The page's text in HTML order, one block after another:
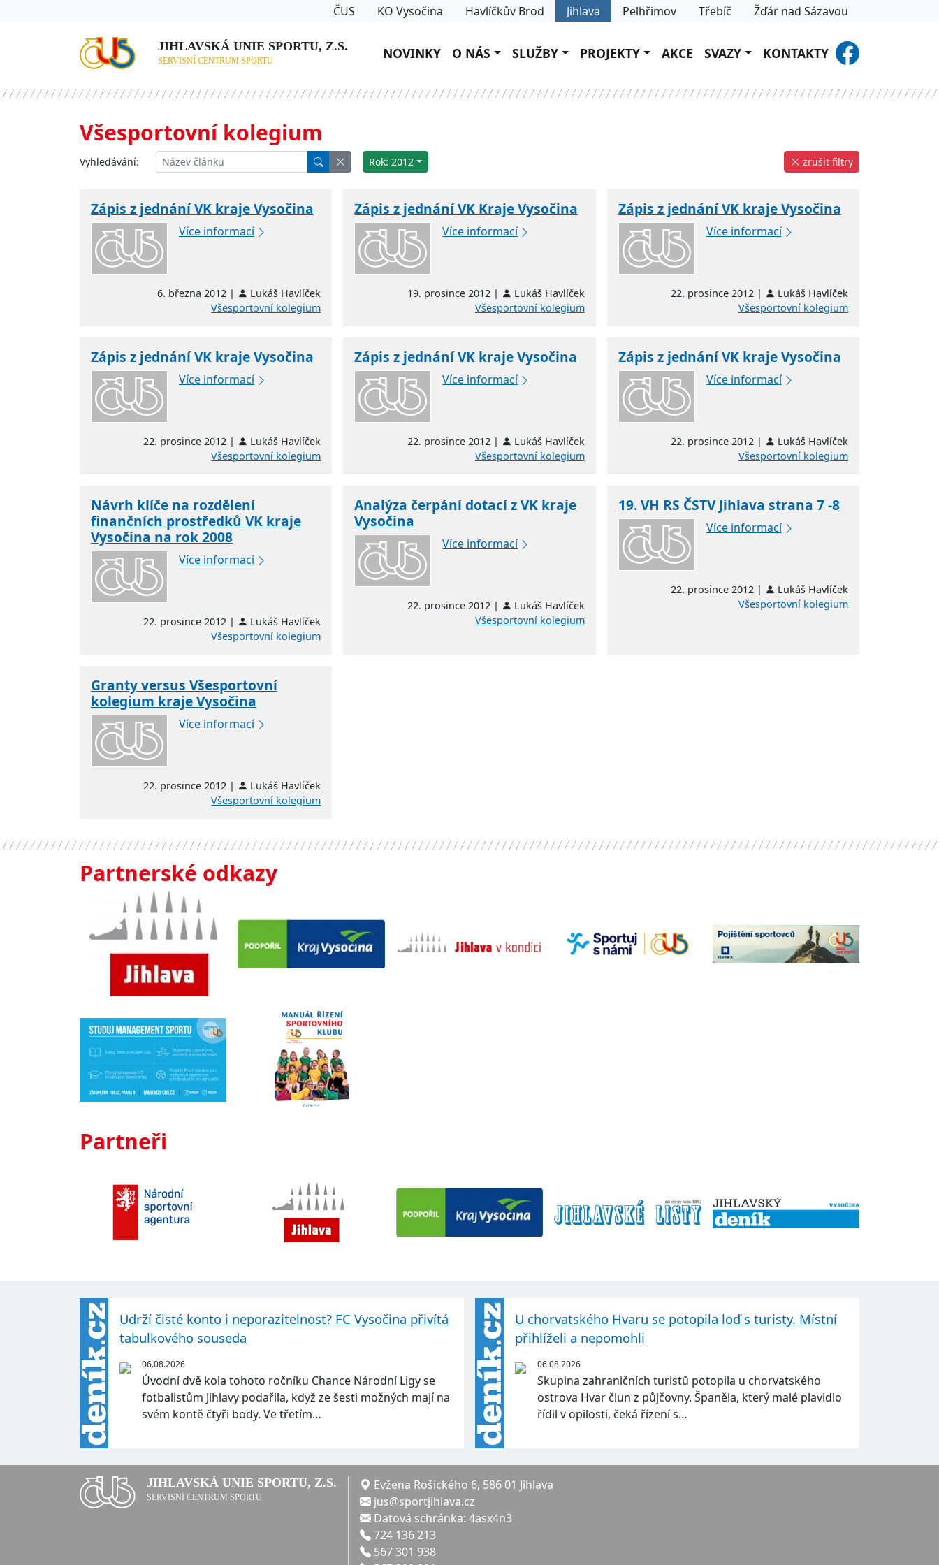
ČUS KO Vysočina Havlíčkův Brod Jihlava Pelhřimov Třebíč Žďár nad Sázavou
JIHLAVSKÁ UNIE SPORTU, Z.S.
SERVISNÍ CENTRUM SPORTU NOVINKY O NÁS SLUŽBY PROJEKTY AKCE SVAZY KONTAKTY
Všesportovní kolegium
Vyhledávání: Rok: 2012 zrušit filtry
Zápis z jednání VK kraje Vysočina
Více informací
6. března 2012 |
Lukáš Havlíček
Všesportovní kolegium
Zápis z jednání VK Kraje Vysočina
Více informací
19. prosince 2012 |
Lukáš Havlíček
Všesportovní kolegium
Zápis z jednání VK kraje Vysočina
Více informací
22. prosince 2012 |
Lukáš Havlíček
Všesportovní kolegium
Zápis z jednání VK kraje Vysočina
Více informací
22. prosince 2012 |
Lukáš Havlíček
Všesportovní kolegium
Zápis z jednání VK kraje Vysočina
Více informací
22. prosince 2012 |
Lukáš Havlíček
Všesportovní kolegium
Zápis z jednání VK kraje Vysočina
Více informací
22. prosince 2012 |
Lukáš Havlíček
Všesportovní kolegium
Návrh klíče na rozdělení
finančních prostředků VK kraje
Vysočina na rok 2008
Více informací
22. prosince 2012 |
Lukáš Havlíček
Všesportovní kolegium
Analýza čerpání dotací z VK kraje
Vysočina
Více informací
22. prosince 2012 |
Lukáš Havlíček
Všesportovní kolegium
19. VH RS ČSTV Jihlava strana 7 -8
Více informací
22. prosince 2012 |
Lukáš Havlíček
Všesportovní kolegium
Granty versus Všesportovní
kolegium kraje Vysočina
Více informací
22. prosince 2012 |
Lukáš Havlíček
Všesportovní kolegium
Partnerské odkazy
Partneři
Udrží čisté konto i neporazitelnost? FC Vysočina přivítá
tabulkového souseda
06.08.2026
Úvodní dvě kola tohoto ročníku Chance Národní Ligy se
fotbalistům Jihlavy podařila, když ze šesti možných mají na
svém kontě čtyři body. Ve třetím…
U chorvatského Hvaru se potopila loď s turisty. Místní
přihlíželi a nepomohli
06.08.2026
Skupina zahraničních turistů potopila u chorvatského
ostrova Hvar člun z půjčovny. Španěla, který malé plavidlo
řídil v opilosti, čeká řízení s…
JIHLAVSKÁ UNIE SPORTU, Z.S.
SERVISNÍ CENTRUM SPORTU
Evžena Rošického 6, 586 01 Jihlava
jus@sportjihlava.cz
Datová schránka: 4asx4n3
724 136 213
567 301 938